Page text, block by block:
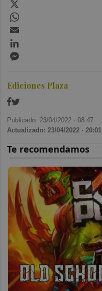
Ediciones Plaza
Publicado: 23/04/2022 ·08:47
Actualizado: 23/04/2022 · 20:01